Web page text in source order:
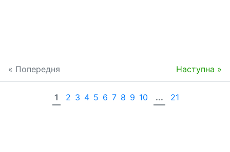
« Попередня Наступна »
1 2 3 4 5 6 7 8 9 10 ... 21